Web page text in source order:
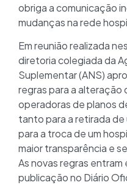
obriga a comunicação
mudanças na rede
Em reunião realizada
diretoria colegiada da
Suplementar (ANS)
regras para a alteração
operadoras de planos
tanto para a retirada
para a troca de um
maior transparência e
As novas regras entram
publicação no Diário